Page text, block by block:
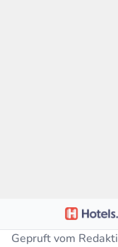
Gepruft vom